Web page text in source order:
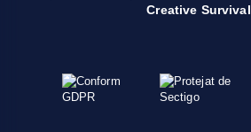
Creative Survival